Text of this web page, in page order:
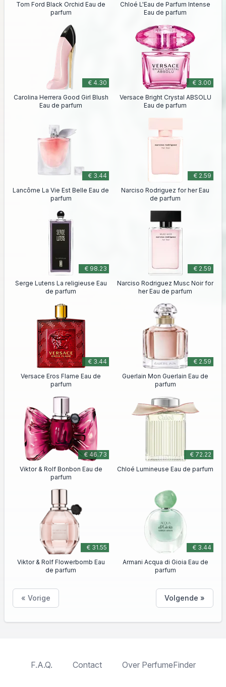
Tom Ford Black Orchid Eau de
parfum
Chloé L'Eau de Parfum Intense
Eau de parfum
€ 4.30
Carolina Herrera Good Girl Blush
Eau de parfum
€ 3.00
Versace Bright Crystal ABSOLU
Eau de parfum
€ 3.44
Lancôme La Vie Est Belle Eau de
parfum
€ 2.59
Narciso Rodriguez for her Eau
de parfum
€ 98.23
Serge Lutens La religieuse Eau
de parfum
€ 2.59
Narciso Rodriguez Musc Noir for
her Eau de parfum
€ 3.44
Versace Eros Flame Eau de
parfum
€ 2.59
Guerlain Mon Guerlain Eau de
parfum
€ 46.73
Viktor & Rolf Bonbon Eau de
parfum
€ 72.22
Chloé Lumineuse Eau de parfum
€ 31.55
Viktor & Rolf Flowerbomb Eau
de parfum
€ 3.44
Armani Acqua di Gioia Eau de
parfum
« Vorige Volgende »
F.A.Q. Contact Over PerfumeFinder